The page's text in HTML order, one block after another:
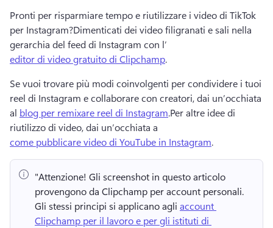
Pronti per risparmiare tempo e riutilizzare i video di TikTok
per Instagram?Dimenticati dei video filigranati e sali nella
gerarchia del feed di Instagram con l’
editor di video gratuito di Clipchamp.
Se vuoi trovare più modi coinvolgenti per condividere i tuoi
reel di Instagram e collaborare con creatori, dai un’occhiata
al blog per remixare reel di Instagram.Per altre idee di
riutilizzo di video, dai un’occhiata a
come pubblicare video di YouTube in Instagram.
"Attenzione! Gli screenshot in questo articolo
Gli stessi principi si applicano agli account
Clipchamp per il lavoro e per gli istituti di